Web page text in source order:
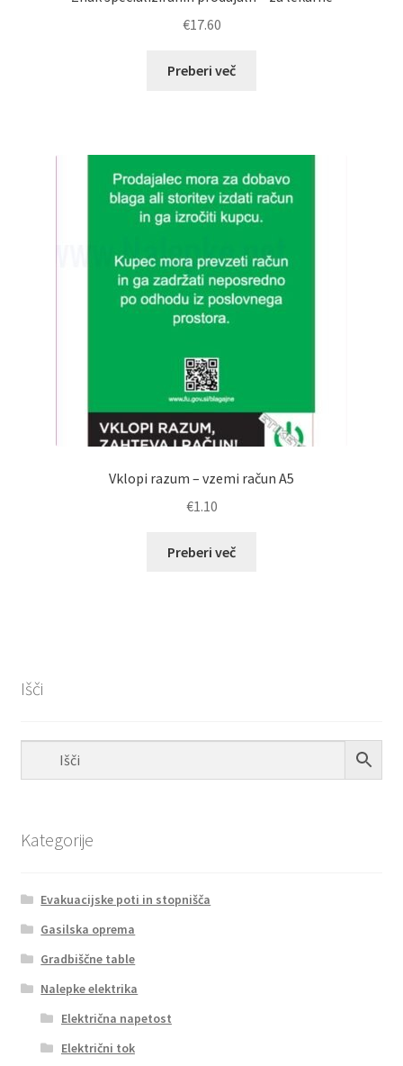
€17.60
Preberi več
Vklopi razum – vzemi račun A5
€1.10
Preberi več
Išči
Kategorije
Evakuacijske poti in stopnišča
Gasilska oprema
Gradbiščne table
Nalepke elektrika
Električna napetost
Električni tok